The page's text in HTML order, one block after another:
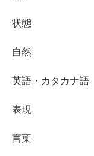
状態
自然
英語・カタカナ語
表現
言葉